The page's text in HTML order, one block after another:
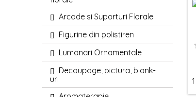
Arcade si Suporturi Florale
Figurine din polistiren
Lumanari Ornamentale
Decoupage, pictura, blank-
uri